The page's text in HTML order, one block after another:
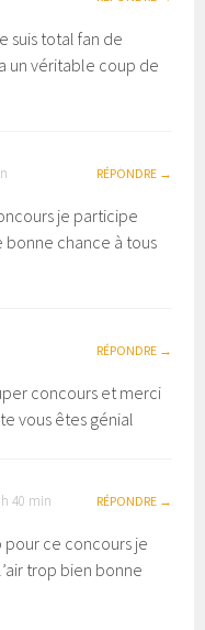
suis total fan de
un véritable coup de
RÉPONDRE
je participe
bonne chance à tous
RÉPONDRE
concours et merci
vous êtes génial
40 min RÉPONDRE
ce concours je
trop bien bonne